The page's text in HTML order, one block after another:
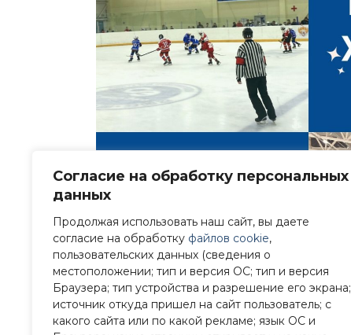
Согласие на обработку персональных
данных
Продолжая использовать наш сайт, вы даете
согласие на обработку файлов cookie,
пользовательских данных (сведения о
местоположении; тип и версия ОС; тип и версия
Браузера; тип устройства и разрешение его экрана;
источник откуда пришел на сайт пользователь; с
какого сайта или по какой рекламе; язык ОС и